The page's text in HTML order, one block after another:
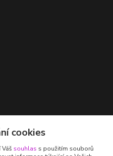
cookies
souhlas s použitím souborů